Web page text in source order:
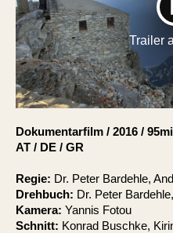
Gutscheine
&
Account
Suche
Trailer
Dokumentarfilm / 2016 /
AT / DE / GR
Regie: Dr. Peter Bardehle,
Drehbuch: Dr. Peter
Kamera: Yannis Fotou
Schnitt: Konrad Buschke,